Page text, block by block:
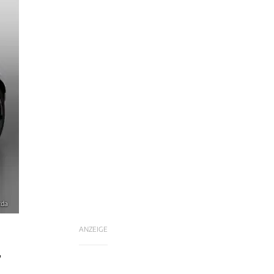
ANZEIGE